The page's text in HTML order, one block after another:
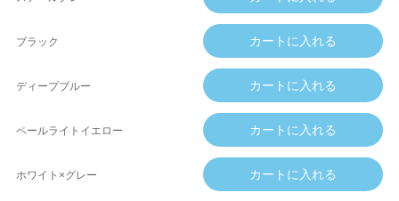
ブラック
ディープブルー
ペールライトイエロー
ホワイト×グレー